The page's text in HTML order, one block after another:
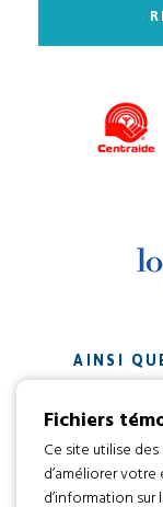
AINSI
Fichiers
Ce site utilise
d’améliorer
d’information